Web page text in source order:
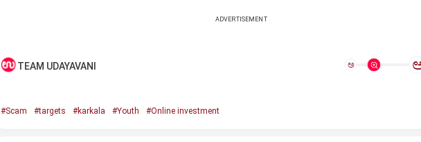
ADVERTISEMENT
TEAM UDAYAVANI ಅ
#Scam #targets #karkala #Youth #Online investment